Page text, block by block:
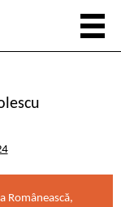
Românească,